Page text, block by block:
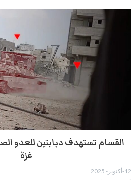
القسام تستهدف دبابتين للعدو
غزة
12-أكتوبر- 2025